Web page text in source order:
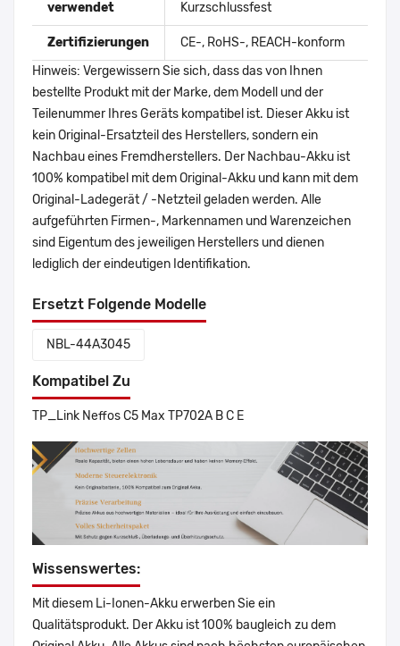
verwendet
Kurzschlussfest
Zertifizierungen
CE-, RoHS-, REACH-konform
Hinweis: Vergewissern Sie sich, dass das von Ihnen
bestellte Produkt mit der Marke, dem Modell und der
Teilenummer Ihres Geräts kompatibel ist. Dieser Akku ist
kein Original-Ersatzteil des Herstellers, sondern ein
Nachbau eines Fremdherstellers. Der Nachbau-Akku ist
100% kompatibel mit dem Original-Akku und kann mit dem
Original-Ladegerät / -Netzteil geladen werden. Alle
aufgeführten Firmen-, Markennamen und Warenzeichen
sind Eigentum des jeweiligen Herstellers und dienen
lediglich der eindeutigen Identifikation.
Ersetzt Folgende Modelle
NBL-44A3045
Kompatibel Zu
TP_Link Neffos C5 Max TP702A B C E
Wissenswertes:
Mit diesem Li-Ionen-Akku erwerben Sie ein
Qualitätsprodukt. Der Akku ist 100% baugleich zu dem